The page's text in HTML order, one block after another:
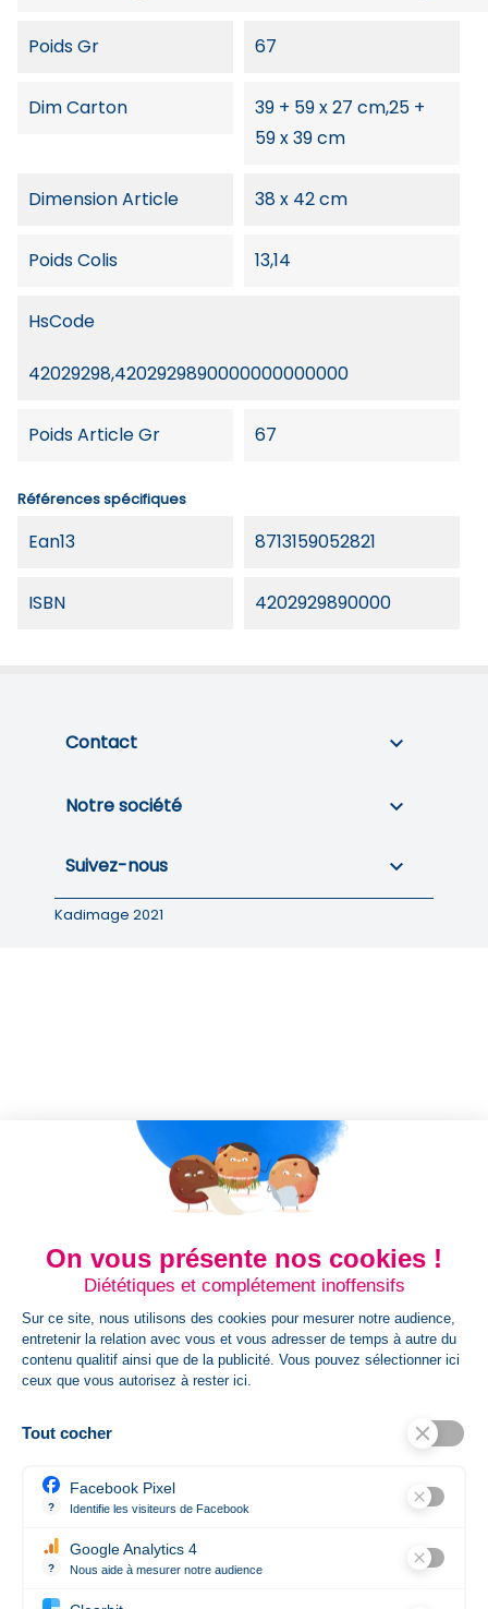
Poids Gr 67
Dim Carton
39 + 59 x 27 cm,25 +
59 x 39 cm
Dimension Article 38 x 42 cm
Poids Colis 13,14
HsCode
42029298,4202929890000000000000
Poids Article Gr 67
Références spécifiques
Ean13 8713159052821
ISBN 4202929890000
Contact 
Notre société 
Suivez-nous 
Kadimage 2021
On vous présente nos cookies !
Diététiques et complétement inoffensifs
Sur ce site, nous utilisons des cookies pour mesurer notre audience,
entretenir la relation avec vous et vous adresser de temps à autre du
contenu qualitif ainsi que de la publicité. Vous pouvez sélectionner ici
ceux que vous autorisez à rester ici.
Tout cocher
?
Facebook Pixel
Identifie les visiteurs de Facebook
?
Google Analytics 4
Nous aide à mesurer notre audience